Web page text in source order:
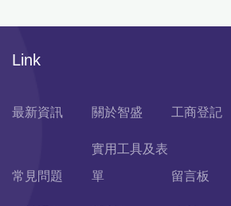
Link
最新資訊 關於智盛 工商登記
常見問題
實用工具及表
單
留言板